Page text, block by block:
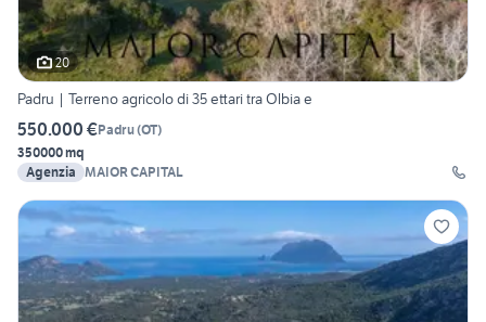
20
Padru | Terreno agricolo di 35 ettari tra Olbia e
550.000 €Padru(OT)
350000 mq
Agenzia MAIOR CAPITAL